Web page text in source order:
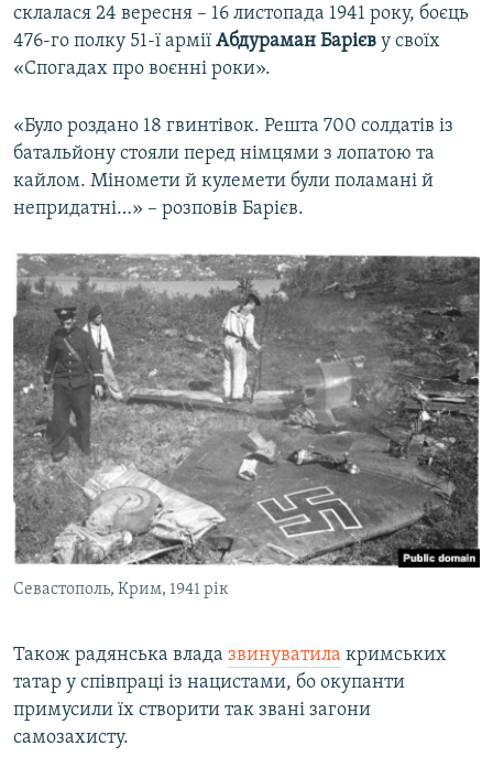
склалася 24 вересня – 16 листопада 1941 року, боєць
476-го полку 51-ї армії Абдураман Барієв у своїх
«Спогадах про воєнні роки».
«Було роздано 18 гвинтівок. Решта 700 солдатів із
батальйону стояли перед німцями з лопатою та
кайлом. Міномети й кулемети були поламані й
непридатні…» – розповів Барієв.
Севастополь, Крим, 1941 рік
Також радянська влада звинуватила кримських
татар у співпраці із нацистами, бо окупанти
примусили їх створити так звані загони
самозахисту.